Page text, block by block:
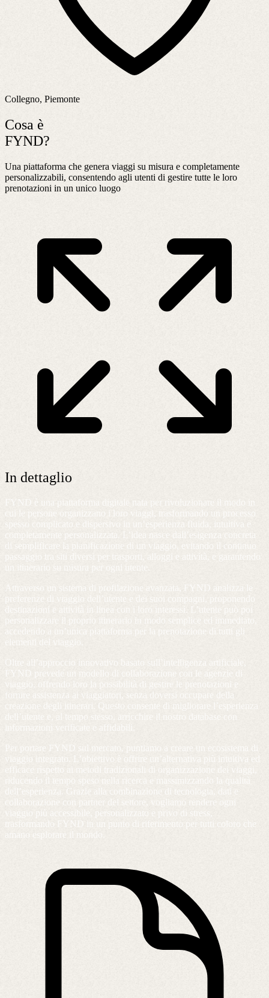
Collegno, Piemonte
Cosa è
FYND?
Una piattaforma che genera viaggi su misura e completamente
personalizzabili, consentendo agli utenti di gestire tutte le loro
prenotazioni in un unico luogo
In dettaglio
FYND è una piattaforma digitale nata per rivoluzionare il modo in
cui le persone organizzano i loro viaggi, trasformando un processo
spesso complicato e dispersivo in un’esperienza fluida, intuitiva e
completamente personalizzata. L’idea nasce dall’esigenza concreta
di semplificare la pianificazione di un viaggio, evitando il continuo
passaggio tra siti diversi per trasporti, alloggi e attività, e garantendo
un itinerario su misura per ogni utente.
Attraverso un sistema di profilazione avanzata, FYND analizza le
preferenze di viaggio dell’utente e dei suoi compagni, proponendo
destinazioni e attività in linea con i loro interessi. L’utente può poi
personalizzare il proprio itinerario in modo semplice ed immediato,
accedendo a un’unica piattaforma per la prenotazione di tutti gli
elementi del viaggio.
Oltre all’approccio innovativo basato sull’intelligenza artificiale,
FYND prevede un modello di collaborazione con le agenzie di
viaggio, offrendo loro la possibilità di gestire le prenotazioni e
fornire assistenza ai viaggiatori, senza doversi occupare della
creazione degli itinerari. Questo consente di migliorare l’esperienza
dell’utente e, al tempo stesso, arricchire il nostro database con
informazioni verificate e affidabili.
Per portare FYND sul mercato, puntiamo a creare un ecosistema di
viaggio integrato. L’obiettivo è offrire un’alternativa più intuitiva ed
efficace rispetto ai metodi tradizionali di organizzazione dei viaggi,
riducendo il tempo speso nella ricerca e massimizzando la qualità
dell’esperienza. Grazie alla combinazione di tecnologia, dati e
collaborazione con partner del settore, vogliamo rendere ogni
viaggio più accessibile, personalizzato e privo di stress,
trasformando FYND in un punto di riferimento per tutti coloro che
amano esplorare il mondo.